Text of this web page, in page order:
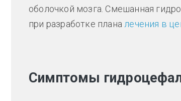
оболочкой мозга. Смешанная
при разработке планалечения в
Симптомы